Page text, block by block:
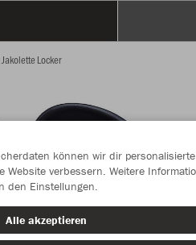
Jakolette Locker
können wir dir personalisierte
Website verbessern. Weitere
den Einstellungen.
Alle akzeptieren